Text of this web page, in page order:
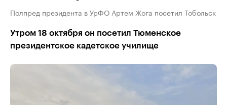
Полпред президента в УрФО Артем Жога посетил Тобольск
Утром 18 октября он посетил Тюменское
президентское кадетское училище